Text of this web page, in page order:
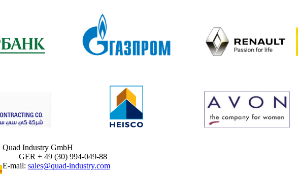
Quad Industry GmbH
GER + 49 (30) 994-049-88
E-mail: sales@quad-industry.com